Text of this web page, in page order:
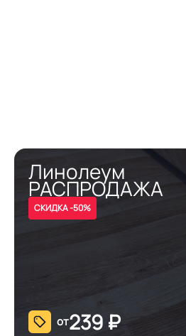
Линолеум
РАСПРОДАЖА
СКИДКА -50%
от239 ₽